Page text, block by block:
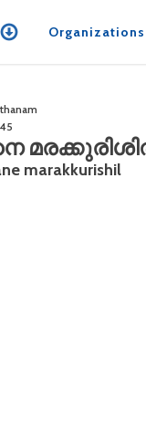
Organizations
marakkurishil